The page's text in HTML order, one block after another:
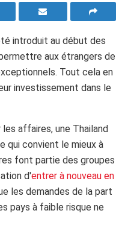
introduit au début des
aux étrangers de
Tout cela en
investissement dans le
affaires, une Thailand
qui convient le mieux à
font partie des groupes
d'entrer à nouveau en
les demandes de la part
pays à faible risque ne